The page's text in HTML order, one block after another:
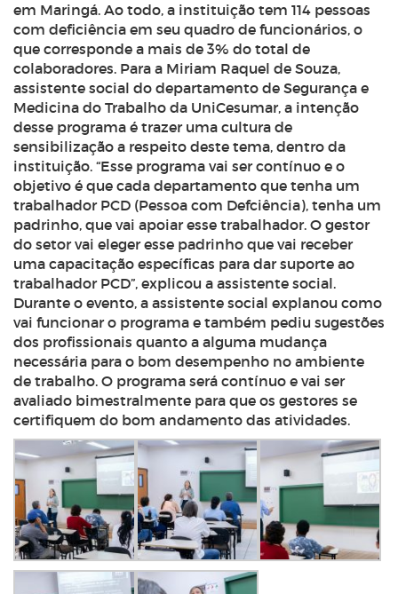
em Maringá. Ao todo, a instituição tem 114 pessoas
com deficiência em seu quadro de funcionários, o
que corresponde a mais de 3% do total de
colaboradores. Para a Miriam Raquel de Souza,
assistente social do departamento de Segurança e
Medicina do Trabalho da UniCesumar, a intenção
desse programa é trazer uma cultura de
sensibilização a respeito deste tema, dentro da
instituição. “Esse programa vai ser contínuo e o
objetivo é que cada departamento que tenha um
trabalhador PCD (Pessoa com Defciência), tenha um
padrinho, que vai apoiar esse trabalhador. O gestor
do setor vai eleger esse padrinho que vai receber
uma capacitação específicas para dar suporte ao
trabalhador PCD”, explicou a assistente social.
Durante o evento, a assistente social explanou como
vai funcionar o programa e também pediu sugestões
dos profissionais quanto a alguma mudança
necessária para o bom desempenho no ambiente
de trabalho. O programa será contínuo e vai ser
avaliado bimestralmente para que os gestores se
certifiquem do bom andamento das atividades.